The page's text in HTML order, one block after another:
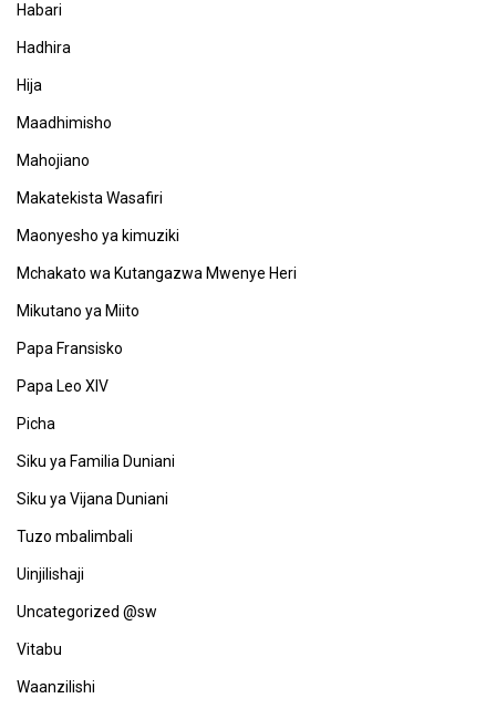
Habari
Hadhira
Hija
Maadhimisho
Mahojiano
Makatekista Wasafiri
Maonyesho ya kimuziki
Mchakato wa Kutangazwa Mwenye Heri
Mikutano ya Miito
Papa Fransisko
Papa Leo XIV
Picha
Siku ya Familia Duniani
Siku ya Vijana Duniani
Tuzo mbalimbali
Uinjilishaji
Uncategorized @sw
Vitabu
Waanzilishi